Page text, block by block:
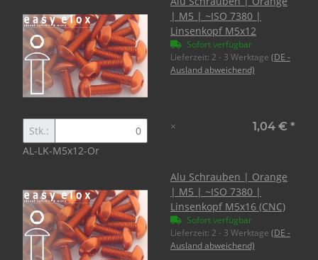
| M5 | ~ISO 7380 |
Linsenkopf M5x12
Sofort verfügbar
Lieferzeit: 2 - 3 Werktage (DE -
Ausland abweichend)
Stk.:
AL-LK-M5x12-Or
× 1,04 € *
Alu Schrauben | Orange
| M5 | ~ISO 7380 |
Linsenkopf M5x16 (CNC)
Sofort verfügbar
Lieferzeit: 2 - 3 Werktage (DE -
Ausland abweichend)